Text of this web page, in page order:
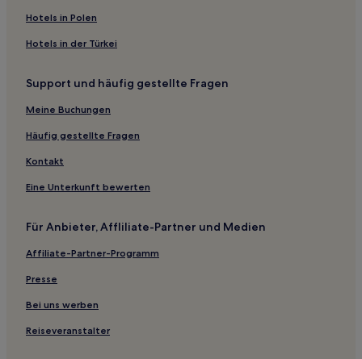
Business nahe Multicenter Vogelsdorf
Luxus nahe Multicenter Vogelsdorf
Familien in Brandenburg Region
Hotels mit Küchenzeile in Brandenburg Region
Hotels mit Parkplatz in Brandenburg Region
Haustierfreundliche in Brandenburg Region
Haustierfreundliche in Templin
Hotels mit Parkplatz in Bernau bei Berlin
Hotels mit inbegriffenem Frühstück nahe Rauensche
Hotels in Polen
Hotels in der Türkei
Support und häufig gestellte Fragen
Meine Buchungen
Häufig gestellte Fragen
Kontakt
Eine Unterkunft bewerten
Für Anbieter, Affliliate-Partner und Medien
Affiliate-Partner-Programm
Presse
Bei uns werben
Reiseveranstalter